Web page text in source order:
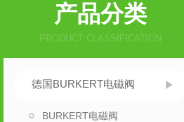
产品分类
PRODUCT CLASSIFICATION
德国BURKERT电磁阀
BURKERT电磁阀